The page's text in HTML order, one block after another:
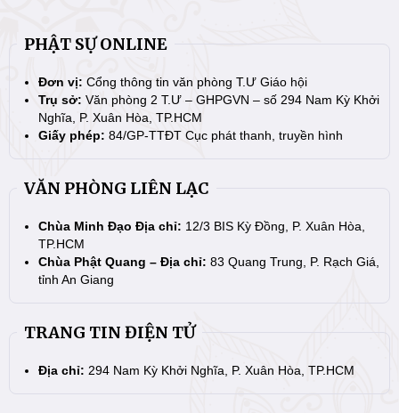
PHẬT SỰ ONLINE
Đơn vị: Cổng thông tin văn phòng T.Ư Giáo hội
Trụ sở: Văn phòng 2 T.Ư – GHPGVN – số 294 Nam Kỳ Khởi
Nghĩa, P. Xuân Hòa, TP.HCM
Giấy phép: 84/GP-TTĐT Cục phát thanh, truyền hình
VĂN PHÒNG LIÊN LẠC
Chùa Minh Đạo Địa chỉ: 12/3 BIS Kỳ Đồng, P. Xuân Hòa,
TP.HCM
Chùa Phật Quang – Địa chỉ: 83 Quang Trung, P. Rạch Giá,
tỉnh An Giang
TRANG TIN ĐIỆN TỬ
Địa chỉ: 294 Nam Kỳ Khởi Nghĩa, P. Xuân Hòa, TP.HCM